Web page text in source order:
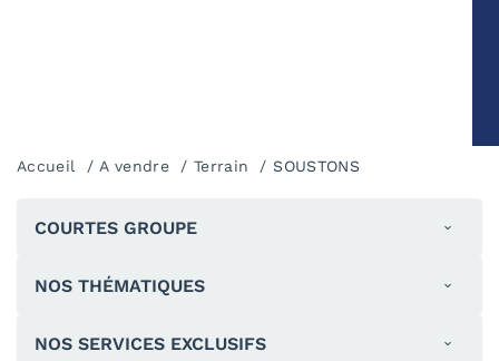
Accueil A vendre Terrain SOUSTONS
COURTES GROUPE
NOS THÉMATIQUES
NOS SERVICES EXCLUSIFS